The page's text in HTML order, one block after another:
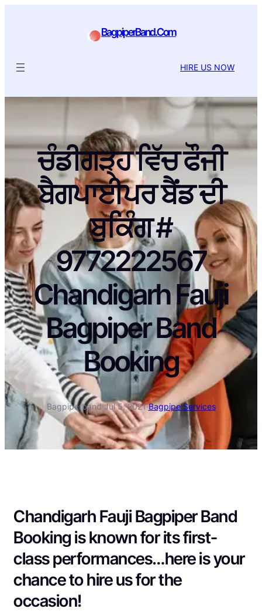
BagpiperBand.Com
HIRE US NOW
ਚੰਡੀਗੜ੍ਹ ਵਿੱਚ ਫੌਜੀ
ਬੈਗਪਾਈਪਰ ਬੈਂਡ ਦੀ
ਬੁਕਿੰਗ #
9772222567
Chandigarh Fauji
Bagpiper Band
Booking
Bagpiperband·Jul 5, 2021·Bagpipe Services
Chandigarh Fauji Bagpiper Band
Booking is known for its first-
class performances…here is your
chance to hire us for the
occasion!